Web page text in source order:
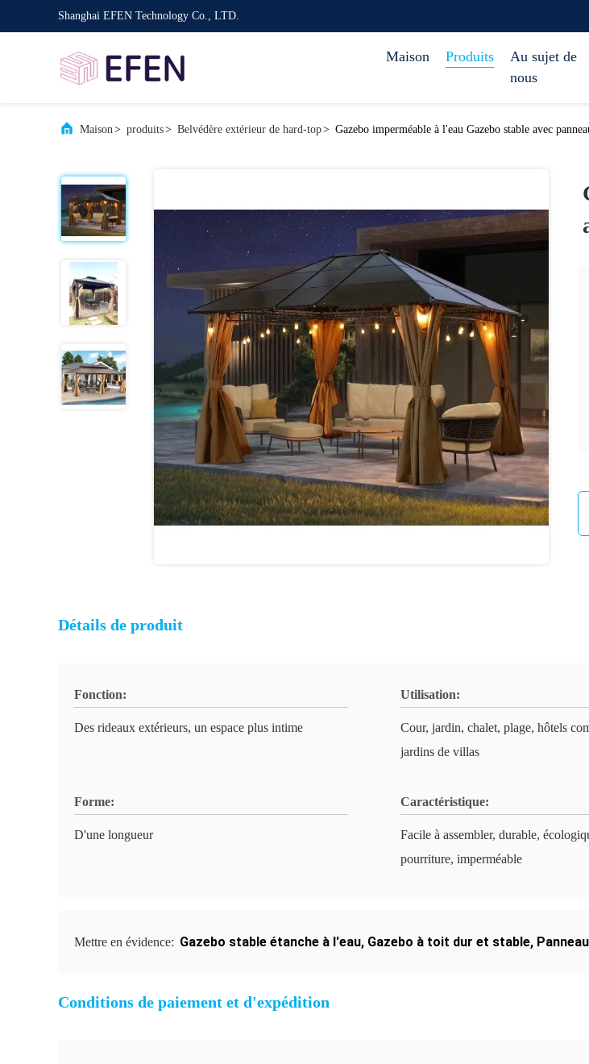
Shanghai EFEN Technology Co., LTD.
Maison Produits
Au sujet de
nous
Maison> produits> Belvédère extérieur de hard-top> Gazebo imperméable à l'eau Gazebo stable avec
Détails de produit
Fonction:
Des rideaux extérieurs, un espace plus intime
Utilisation:
Cour, jardin, chalet, plage, hôtels
jardins de villas
Forme:
D'une longueur
Caractéristique:
Facile à assembler, durable,
pourriture, imperméable
Mettre en évidence: Gazebo stable étanche à l'eau, Gazebo à toit dur et stable,
Conditions de paiement et d'expédition